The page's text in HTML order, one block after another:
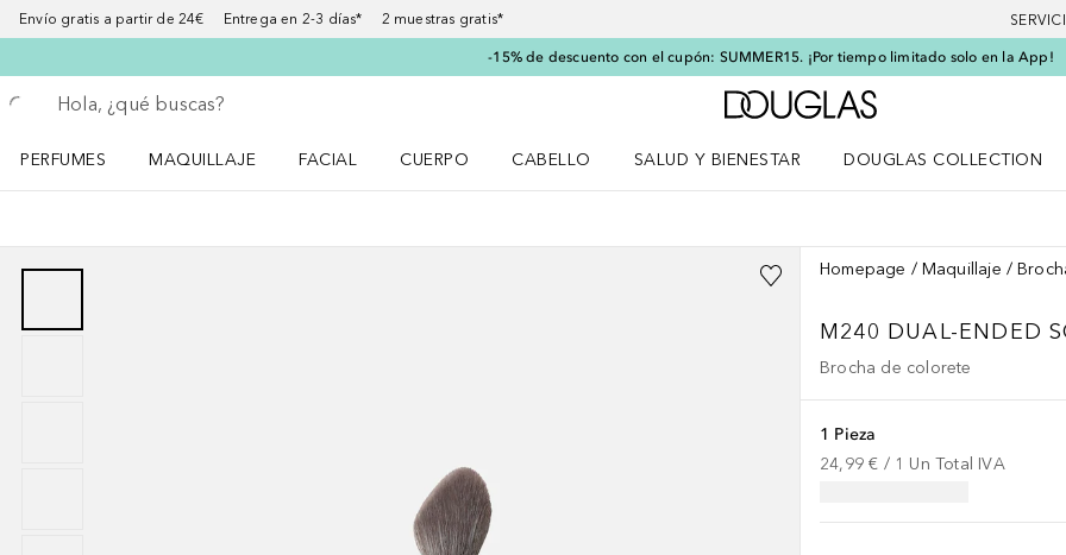
Envío gratis a partir de 24€ Entrega en 2-3 días* 2 muestras gratis*
-15% de descuento con el cupón: SUMMER15. ¡Por tiempo limitado solo en la App!
Regresar
Ejecutar búsqueda
A Douglas Home
PERFUMES
MAQUILLAJE
FACIAL
CUERPO
CABELLO
SALUD Y BIENESTAR
DOUGLAS COLLECTION
Homepage Maquillaje
M240 DUAL-ENDED
Brocha de colorete
1 Pieza
24,99 € / 1 Un Total IVA